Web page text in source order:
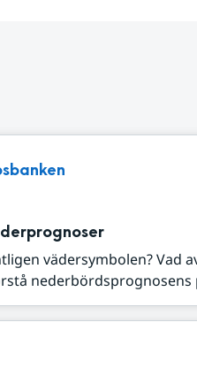
vädersymbolen? Vad
nederbördsprognosens